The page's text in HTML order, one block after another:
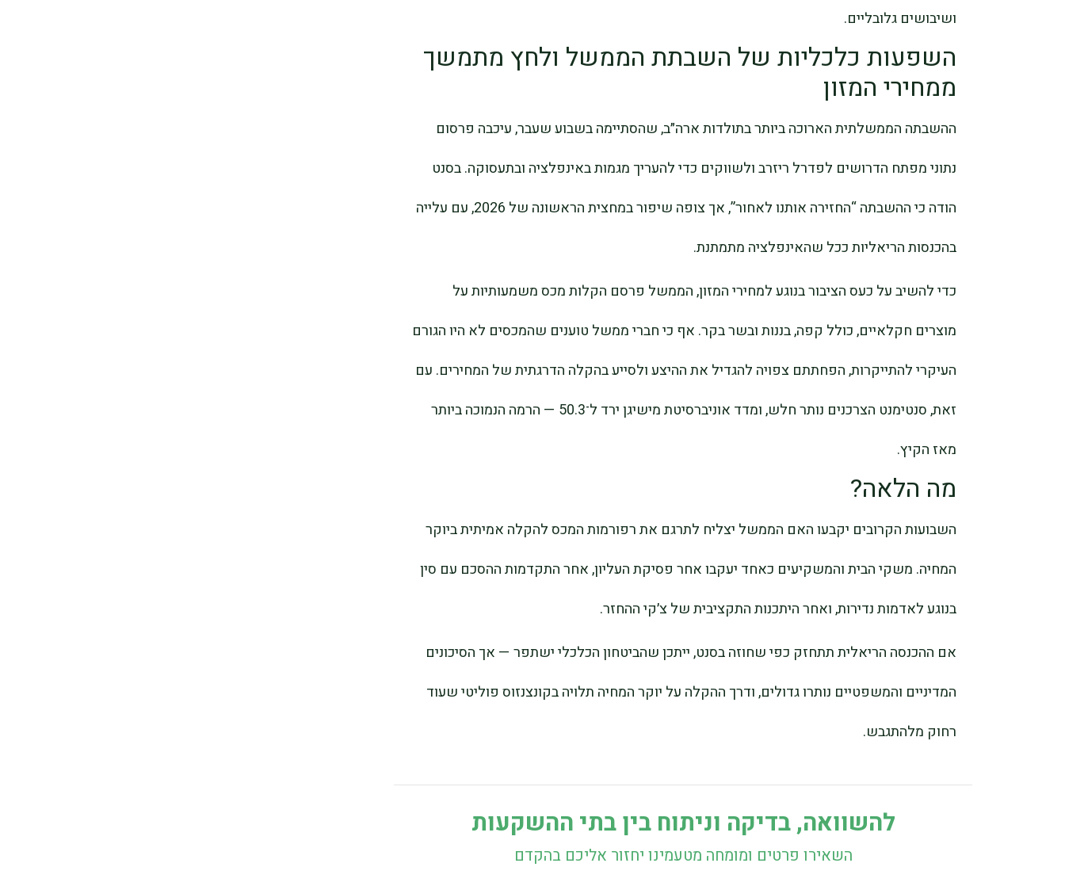
ושיבושים גלובליים.
השפעות כלכליות של השבתת הממשל ולחץ מתמשך
ממחירי המזון
ההשבתה הממשלתית הארוכה ביותר בתולדות ארה״ב, שהסתיימה בשבוע שעבר, עיכבה פרסום
נתוני מפתח הדרושים לפדרל ריזרב ולשווקים כדי להעריך מגמות באינפלציה ובתעסוקה. בסנט
הודה כי ההשבתה “החזירה אותנו לאחור”, אך צופה שיפור במחצית הראשונה של 2026, עם עלייה
בהכנסות הריאליות ככל שהאינפלציה מתמתנת.
כדי להשיב על כעס הציבור בנוגע למחירי המזון, הממשל פרסם הקלות מכס משמעותיות על
מוצרים חקלאיים, כולל קפה, בננות ובשר בקר. אף כי חברי ממשל טוענים שהמכסים לא היו הגורם
העיקרי להתייקרות, הפחתתם צפויה להגדיל את ההיצע ולסייע בהקלה הדרגתית של המחירים. עם
זאת, סנטימנט הצרכנים נותר חלש, ומדד אוניברסיטת מישיגן ירד ל־50.3 — הרמה הנמוכה ביותר
מאז הקיץ.
מה הלאה?
השבועות הקרובים יקבעו האם הממשל יצליח לתרגם את רפורמות המכס להקלה אמיתית ביוקר
המחיה. משקי הבית והמשקיעים כאחד יעקבו אחר פסיקת העליון, אחר התקדמות ההסכם עם סין
בנוגע לאדמות נדירות, ואחר היתכנות התקציבית של צ׳קי ההחזר.
אם ההכנסה הריאלית תתחזק כפי שחוזה בסנט, ייתכן שהביטחון הכלכלי ישתפר — אך הסיכונים
המדיניים והמשפטיים נותרו גדולים, ודרך ההקלה על יוקר המחיה תלויה בקונצנזוס פוליטי שעוד
רחוק מלהתגבש.
להשוואה, בדיקה וניתוח בין בתי ההשקעות
השאירו פרטים ומומחה מטעמינו יחזור אליכם בהקדם